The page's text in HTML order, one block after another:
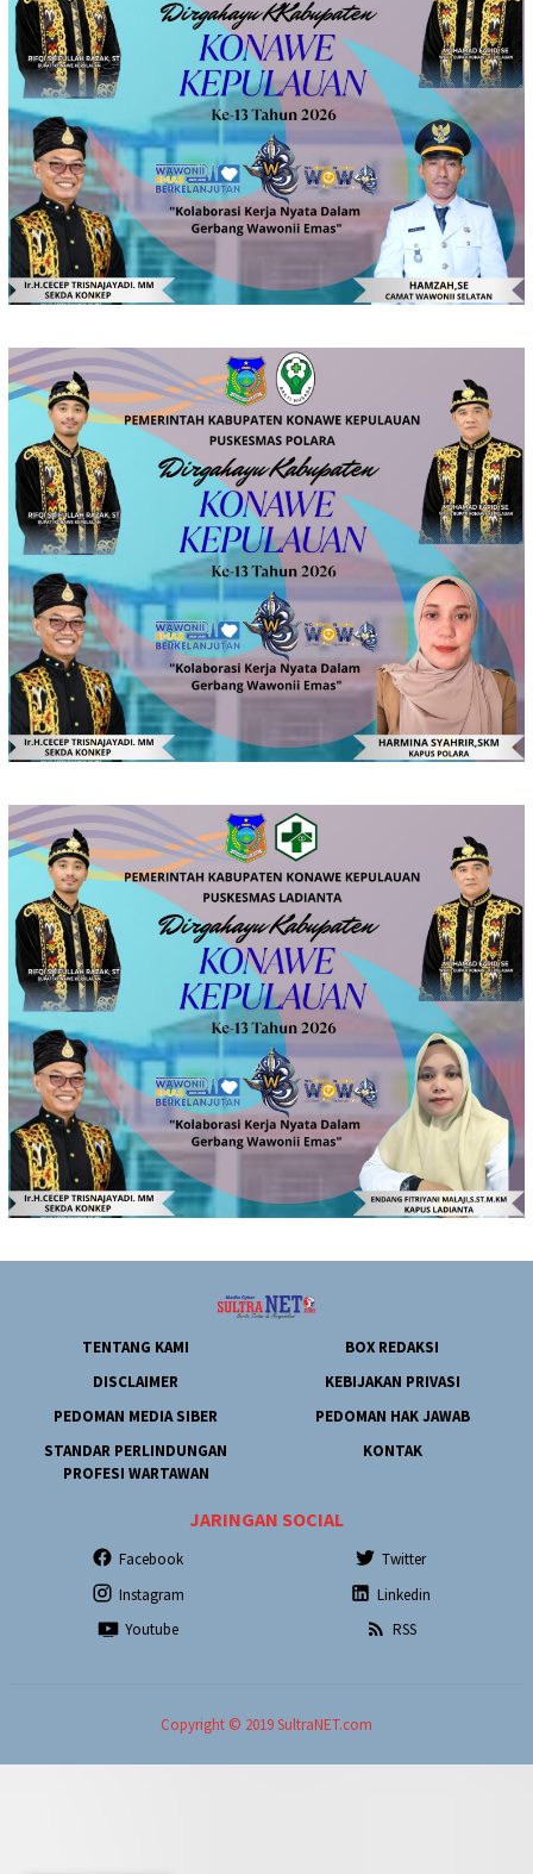
TENTANG KAMI
BOX REDAKSI
DISCLAIMER
KEBIJAKAN PRIVASI
PEDOMAN MEDIA SIBER
PEDOMAN HAK JAWAB
STANDAR PERLINDUNGAN
PROFESI WARTAWAN
KONTAK
JARINGAN SOCIAL
Facebook
Twitter
Instagram
Linkedin
Youtube
RSS
Copyright © 2019 SultraNET.com